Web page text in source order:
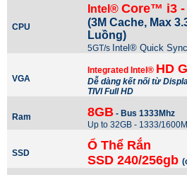
CPU
Intel®Core™ i3 -
(3M Cache, Max
Luồng)
5GT/s Intel® Quick
VGA
Integrated Intel® HD
Dễ dàng kết nối từ
TIVI Full HD
Ram 8GB - Bus 1333Mhz
Up to 32GB - 1333/
SSD
Ổ Thể Rắn
SSD 240/256gb